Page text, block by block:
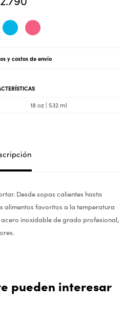
y costos de envío
18 oz | 532 ml
Desde sopas calientes hasta
alimentos favoritos a la temperatura
inoxidable de grado profesional,
pueden interesar